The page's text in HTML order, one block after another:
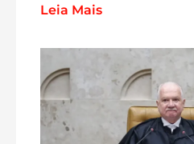
Leia Mais